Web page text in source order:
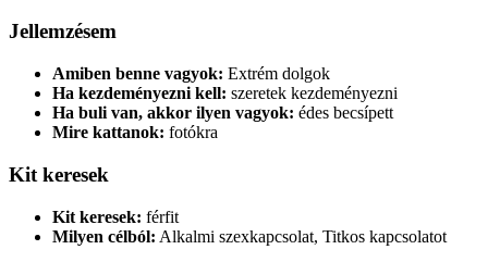
Jellemzésem
Amiben benne vagyok: Extrém dolgok
Ha kezdeményezni kell: szeretek kezdeményezni
Ha buli van, akkor ilyen vagyok: édes becsípett
Mire kattanok: fotókra
Kit keresek
Kit keresek: férfit
Milyen célból: Alkalmi szexkapcsolat, Titkos kapcsolatot